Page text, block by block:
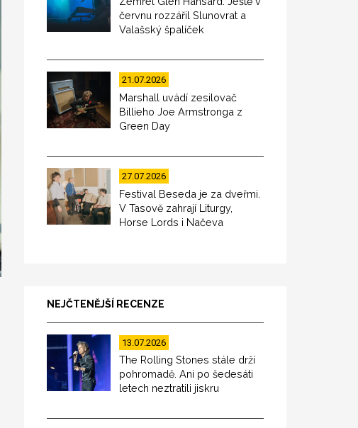
červnu rozzářil Slunovrat a
Valašský špalíček
21.07.2026
Marshall uvádí zesilovač
Billieho Joe Armstronga z
Green Day
27.07.2026
Festival Beseda je za dveřmi.
V Tasově zahrají Liturgy,
Horse Lords i Načeva
NEJČTENĚJŠÍ RECENZE
13.07.2026
The Rolling Stones stále drží
pohromadě. Ani po šedesáti
letech neztratili jiskru